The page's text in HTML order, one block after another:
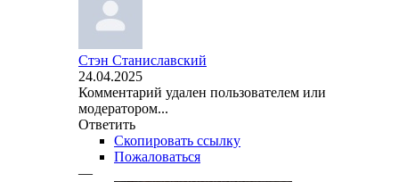
Стэн Станиславский
24.04.2025
Комментарий удален пользователем или
модератором...
Ответить
Скопировать ссылку
Пожаловаться
—